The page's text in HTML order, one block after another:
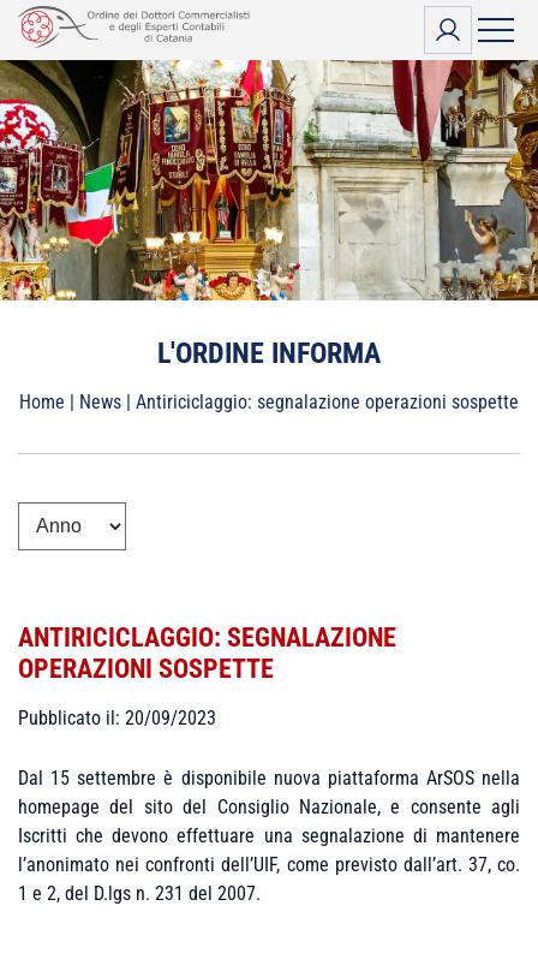
Vai
contenuto
L'ORDINE INFORMA
Home | News | Antiriciclaggio: segnalazione operazioni sospette
ANTIRICICLAGGIO: SEGNALAZIONE
OPERAZIONI SOSPETTE
Pubblicato il: 20/09/2023
Dal 15 settembre è disponibile nuova piattaforma ArSOS nella
homepage del sito del Consiglio Nazionale, e consente agli
Iscritti che devono effettuare una segnalazione di mantenere
l’anonimato nei confronti dell’UIF, come previsto dall’art. 37, co.
1 e 2, del D.lgs n. 231 del 2007.